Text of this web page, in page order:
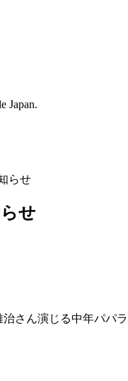
Japan.
らせ
せ
さん演じる中年パ